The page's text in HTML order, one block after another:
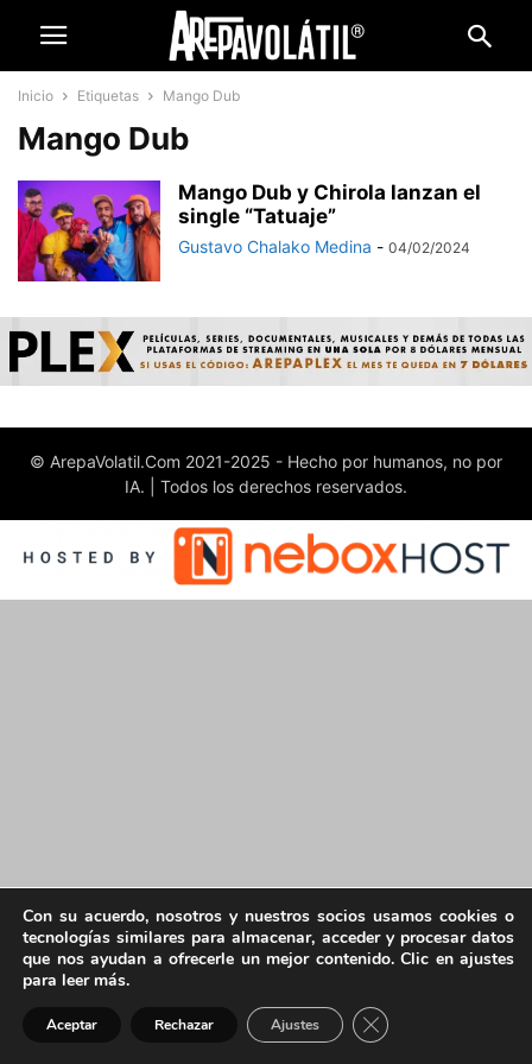
Inicio Etiquetas Mango Dub
Mango Dub
Mango Dub y Chirola lanzan el
single “Tatuaje”
Gustavo Chalako Medina - 04/02/2024
© ArepaVolatil.Com 2021-2025 - Hecho por humanos, no por
IA. | Todos los derechos reservados.
Con su acuerdo, nosotros y nuestros socios usamos cookies o
tecnologías similares para almacenar, acceder y procesar datos
que nos ayudan a ofrecerle un mejor contenido. Clic en ajustes
para leer más.
Aceptar Rechazar Ajustes Cerrar el banner de